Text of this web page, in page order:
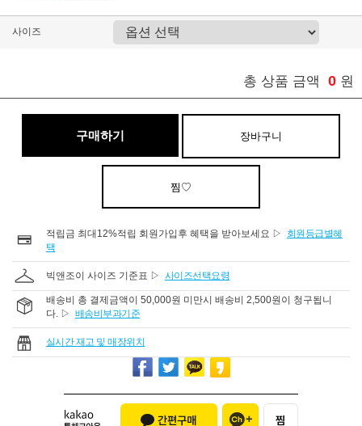
사이즈
총 상품 금액 0 원
구매하기 장바구니
찜♡
적립금 최대12%적립 회원가입후 혜택을 받아보세요 ▷
회원등급별혜
택
빅앤조이 사이즈 기준표 ▷ 사이즈선택요령
배송비 총 결제금액이 50,000원 미만시 배송비 2,500원이 청구됩니
다. ▷ 배송비부과기준
실시간 재고 및 매장위치